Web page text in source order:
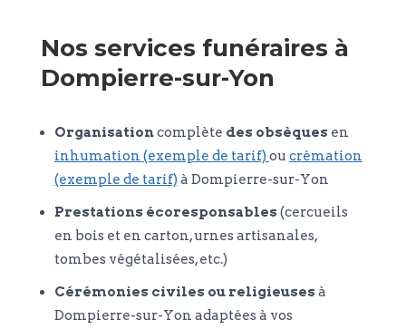
Nos services funéraires à
Dompierre-sur-Yon
Organisationcomplète des obsèques en
inhumation (exemple de tarif) ou crémation
(exemple de tarif) à Dompierre-sur-Yon
Prestations écoresponsables (cercueils
en bois et en carton, urnes artisanales,
tombes végétalisées, etc.)
Cérémonies civiles ou religieuses à
Dompierre-sur-Yon adaptées à vos